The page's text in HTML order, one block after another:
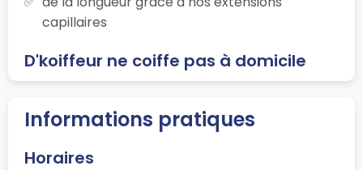
capillaires
D'koiffeur ne coiffe pas à domicile
Informations pratiques
Horaires